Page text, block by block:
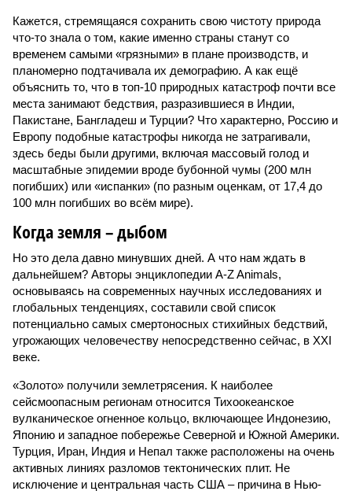
Кажется, стремящаяся сохранить свою чистоту природа
что-то знала о том, какие именно страны станут со
временем самыми «грязными» в плане производств, и
планомерно подтачивала их демографию. А как ещё
объяснить то, что в топ-10 природных катастроф почти все
места занимают бедствия, разразившиеся в Индии,
Пакистане, Бангладеш и Турции? Что характерно, Россию и
Европу подобные катастрофы никогда не затрагивали,
здесь беды были другими, включая массовый голод и
масштабные эпидемии вроде бубонной чумы (200 млн
погибших) или «испанки» (по разным оценкам, от 17,4 до
100 млн погибших во всём мире).
Когда земля – дыбом
Но это дела давно минувших дней. А что нам ждать в
дальнейшем? Авторы энциклопедии A-Z Animals,
основываясь на современных научных исследованиях и
глобальных тенденциях, составили свой список
потенциально самых смертоносных стихийных бедствий,
угрожающих человечеству непосредственно сейчас, в XXI
веке.
«Золото» получили землетрясения. К наиболее
сейсмоопасным регионам относится Тихоокеанское
вулканическое огненное кольцо, включающее Индонезию,
Японию и западное побережье Северной и Южной Америки.
Турция, Иран, Индия и Непал также расположены на очень
активных линиях разломов тектонических плит. Не
исключение и центральная часть США – причина в Нью-